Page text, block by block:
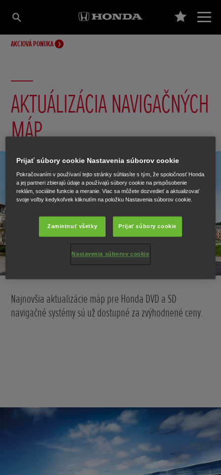
AKCIOVÁ PONUKA
AKTUÁLIZÁCIA NAVIGAČNÝCH
MÁP
Najnovšia aktualizácie máp pre Honda DVD a SD
navigačné systémy sú už dostupné za zvýhodnené ceny.
Prijať súbory cookie Nastavenia súborov cookie
Pokračovaním v používaní tejto stránky súhlasíte s tým, že spoločnosť Honda
a jej partneri zbierajú údaje a používajú súbory cookie na prispôsobenie
reklám, sociálne funkcie a meranie. Viac sa môžete dozvedieť a aktualizovať
svoje voľby kedykoľvek kliknutím na položku Nastavenia súborov cookie.
Zamietnuť všetky Prijať súbory cookie
Nastavenia súborov cookie